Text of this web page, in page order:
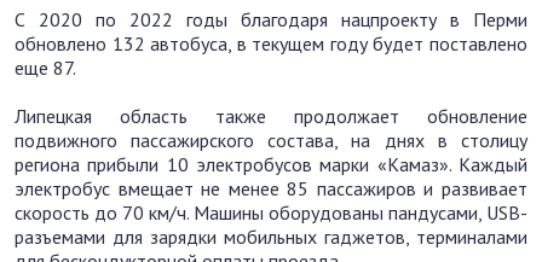
С 2020 по 2022 годы благодаря нацпроекту в Перми
обновлено 132 автобуса, в текущем году будет поставлено
еще 87.
Липецкая область также продолжает обновление
подвижного пассажирского состава, на днях в столицу
региона прибыли 10 электробусов марки «Камаз». Каждый
электробус вмещает не менее 85 пассажиров и развивает
скорость до 70 км/ч. Машины оборудованы пандусами, USB-
разъемами для зарядки мобильных гаджетов, терминалами